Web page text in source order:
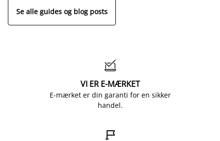
Se alle guides og blog posts

VI ER E-MÆRKET
E-mærket er din garanti for en sikker
handel.
